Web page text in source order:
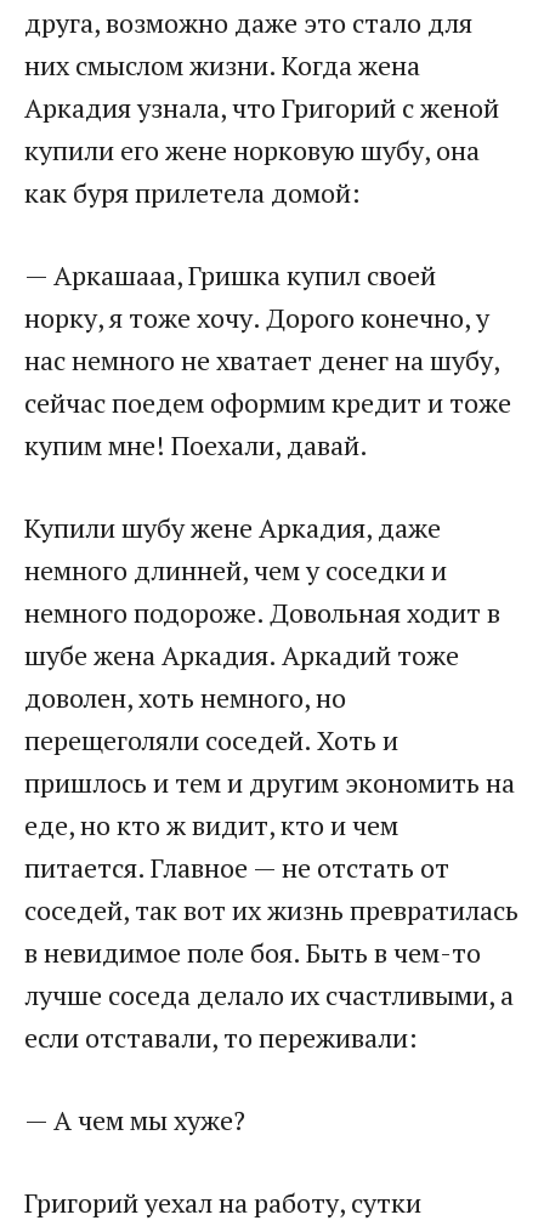
друга, возможно даже это стало для
них смыслом жизни. Когда жена
Аркадия узнала, что Григорий с женой
купили его жене норковую шубу, она
как буря прилетела домой:
— Аркашааа, Гришка купил своей
норку, я тоже хочу. Дорого конечно, у
нас немного не хватает денег на шубу,
сейчас поедем оформим кредит и тоже
купим мне! Поехали, давай.
Купили шубу жене Аркадия, даже
немного длинней, чем у соседки и
немного подороже. Довольная ходит в
шубе жена Аркадия. Аркадий тоже
доволен, хоть немного, но
перещеголяли соседей. Хоть и
пришлось и тем и другим экономить на
еде, но кто ж видит, кто и чем
питается. Главное — не отстать от
соседей, так вот их жизнь превратилась
в невидимое поле боя. Быть в чем-то
лучше соседа делало их счастливыми, а
если отставали, то переживали:
— А чем мы хуже?
Григорий уехал на работу, сутки